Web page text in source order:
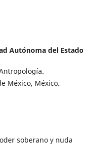
Autónoma del Estado
México, México.
soberano y nuda